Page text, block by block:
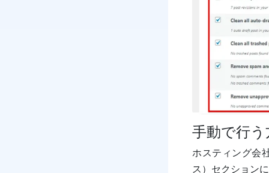
手動で行
ホスティング会
ス）セクション